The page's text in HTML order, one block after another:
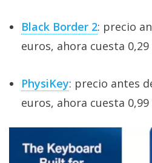
Black Border 2: precio
euros, ahora cuesta 0,29
PhysiKey: precio antes
euros, ahora cuesta 0,99